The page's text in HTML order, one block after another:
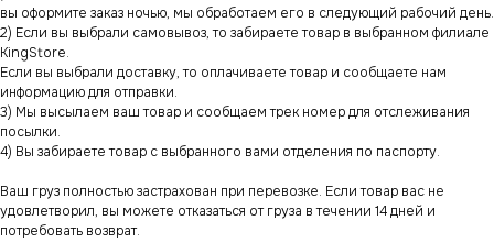
вы оформите заказ ночью, мы обработаем его в следующий рабочий день.
2) Если вы выбрали самовывоз, то забираете товар в выбранном филиале
KingStore.
Если вы выбрали доставку, то оплачиваете товар и сообщаете нам
информацию для отправки.
3) Мы высылаем ваш товар и сообщаем трек номер для отслеживания
посылки.
4) Вы забираете товар с выбранного вами отделения по паспорту.
Ваш груз полностью застрахован при перевозке. Если товар вас не
удовлетворил, вы можете отказаться от груза в течении 14 дней и
потребовать возврат.